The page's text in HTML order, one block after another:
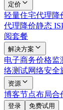
定价
轻量住宅代理降
代理降价静态
阅套餐
解决方案
电子商务价格监
络测试网络安全
资源
博客节点布局合
登录 免费试用